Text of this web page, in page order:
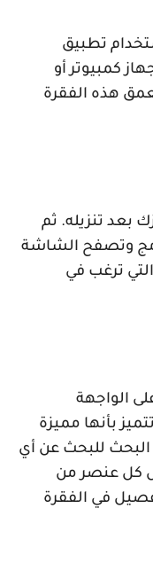
تطبيق
كمبيوتر أو
هذه الفقرة
بعد تنزيله. ثم
وتصفح الشاشة
ترغب في
الواجهة
بأنها مميزة
للبحث عن أي
كل عنصر من
في الفقرة